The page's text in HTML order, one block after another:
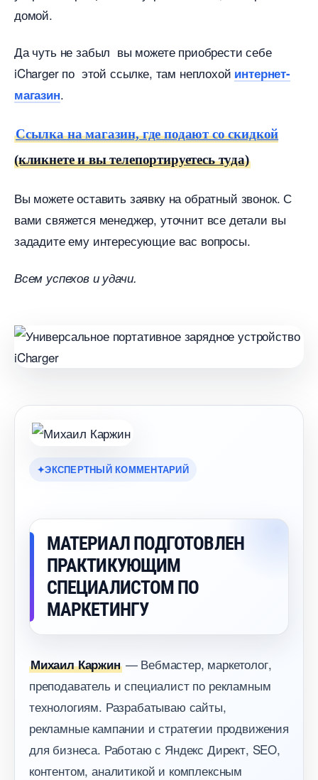
домой.
Да чуть не забыл вы можете приобрести себе
iCharger по этой ссылке, там неплохой интернет-
магазин.
Ссылка на магазин, где подают со скидкой
(кликнете и вы телепортируетесь туда)
ы можете оставить заявку на обратный звонок. С
ами свяжется менеджер, уточнит все детали вы
зададите ему интересующие вас вопросы.
сем успехов и удачи.
ЭКСПЕРТНЫЙ КОММЕНТАРИЙ
МАТЕРИАЛ ПОДГОТОВЛЕН
ПРАКТИКУЮЩИМ
СПЕЦИАЛИСТОМ ПО
МАРКЕТИНГУ
Михаил Каржин— Вебмастер, маркетолог,
преподаватель и специалист по рекламным
технологиям. Разрабатываю сайты,
рекламные кампании и стратегии продвижения
для бизнеса. Работаю с Яндекс Директ, SEO,
контентом, аналитикой и комплексным